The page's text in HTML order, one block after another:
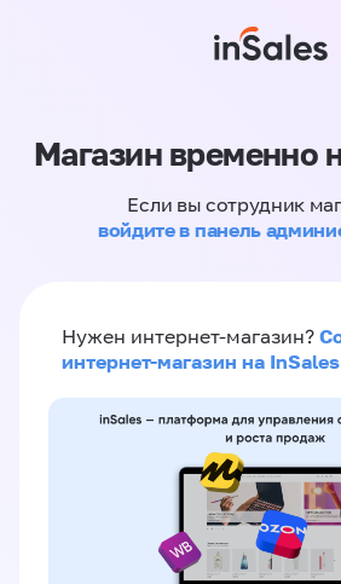
Магазин временно
Если вы сотрудник
войдите в панель
Нужен интернет-магазин?
интернет-магазин на InSales